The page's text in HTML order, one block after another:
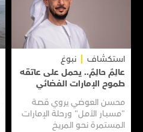
استكشاف
نبوغ
عالِمٌ حالِمٌ.. يحمل على عاتقه
طموح الإمارات الفضائي
محسن العوضي يروي قصـة
"مسبـار الأمـل" ورحلة الإمارات
المستمرة نحـو المريـخ